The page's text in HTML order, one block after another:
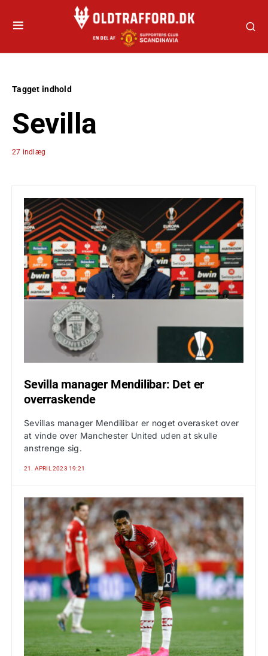
Tagget indhold
Sevilla
27 indlæg
Sevilla manager Mendilibar: Det er
overraskende
Sevillas manager Mendilibar er noget overasket over
at vinde over Manchester United uden at skulle
anstrenge sig.
21. APRIL 2023 19:21